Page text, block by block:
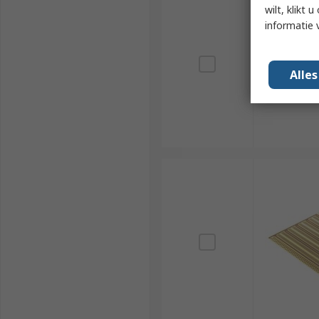
wilt, klikt u
informatie